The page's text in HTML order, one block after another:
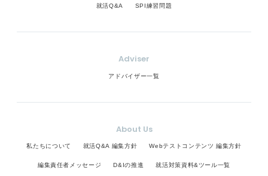
就活Q&A SPI練習問題
Adviser
アドバイザー一覧
About Us
私たちについて 就活Q&A 編集方針 Webテストコンテンツ 編集方針
編集責任者メッセージ D&Iの推進 就活対策資料&ツール一覧